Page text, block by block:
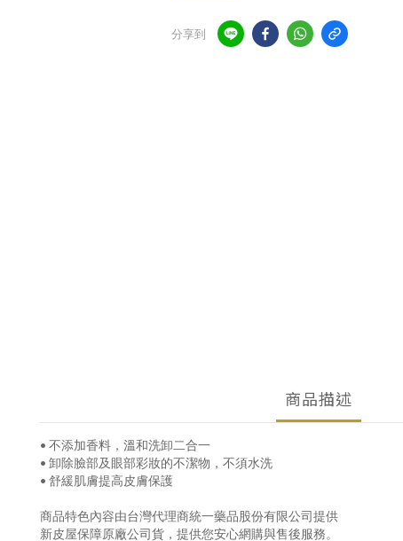
分享到
商品描述
• 不添加香料，溫和洗卸二合一
• 卸除臉部及眼部彩妝的不潔物，不須水洗
• 舒緩肌膚提高皮膚保護
商品特色內容由台灣代理商統一藥品股份有限公司提供
新皮屋保障原廠公司貨，提供您安心網購與售後服務。